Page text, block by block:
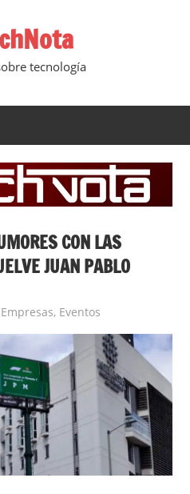
tecnología
CON LAS
JUAN PABLO
Ernesto Herrera
Empresas, Eventos